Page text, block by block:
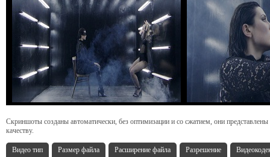
Скриншоты созданы автоматически, без оптимизации и со сжатием, они
качеству.
Видео тип Размер файла Расширение файла Разрешение